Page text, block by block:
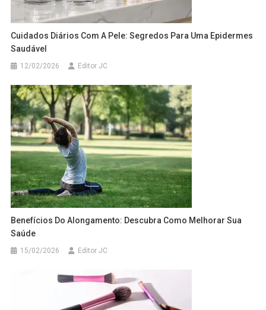
Cuidados Diários Com A Pele: Segredos Para Uma Epidermes
Saudável
12/02/2026 Editor JC
Benefícios Do Alongamento: Descubra Como Melhorar Sua
Saúde
15/02/2026 Editor JC